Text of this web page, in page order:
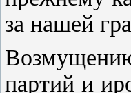
за нашей
партий и